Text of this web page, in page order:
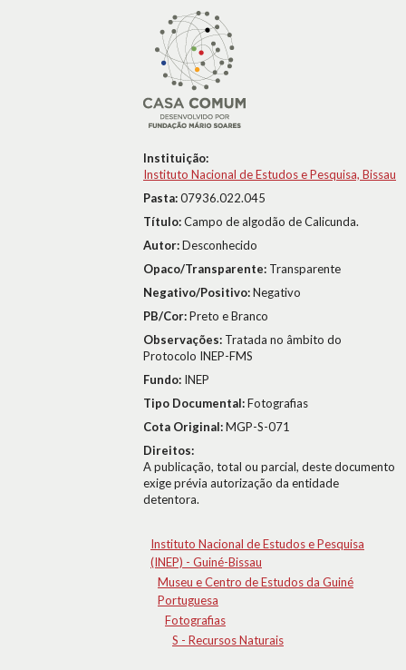
Instituição:
Instituto Nacional de Estudos e Pesquisa, Bissau
Pasta:07936.022.045
Título:Campo de algodão de Calicunda.
Autor:Desconhecido
Opaco/Transparente: Transparente
Negativo/Positivo:Negativo
PB/Cor:Preto e Branco
Observações: Tratada no âmbito do
Protocolo INEP-FMS
Fundo: INEP
Tipo Documental:Fotografias
Cota Original:MGP-S-071
Direitos:
A publicação, total ou parcial, deste documento
exige prévia autorização da entidade
detentora.
Instituto Nacional de Estudos e Pesquisa
(INEP) - Guiné-Bissau
Museu e Centro de Estudos da Guiné
Portuguesa
Fotografias
S - Recursos Naturais